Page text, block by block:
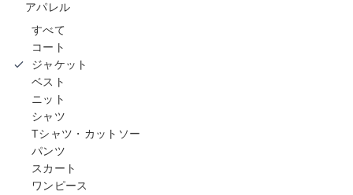
アパレル
すべて
コート
ジャケット
ベスト
ニット
シャツ
Tシャツ・カットソー
パンツ
スカート
ワンピース